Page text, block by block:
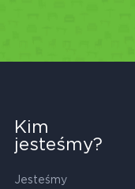
Kim
jesteśmy?
Jesteśmy